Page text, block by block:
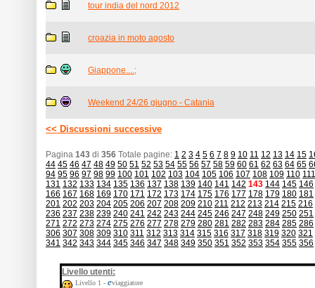
tour india del nord 2012
croazia in moto agosto
Giappone....;
Weekend 24/26 giugno - Catania
<< Discussioni successive
Pagina 143 di 356 Totale pagine: 1 2 3 4 5 6 7 8 9 10 11 12 13 14 15
44 45 46 47 48 49 50 51 52 53 54 55 56 57 58 59 60 61 62 63 64 65
94 95 96 97 98 99 100 101 102 103 104 105 106 107 108 109 110 111
131 132 133 134 135 136 137 138 139 140 141 142 143 144 145 146
166 167 168 169 170 171 172 173 174 175 176 177 178 179 180 181
201 202 203 204 205 206 207 208 209 210 211 212 213 214 215 216
236 237 238 239 240 241 242 243 244 245 246 247 248 249 250 251
271 272 273 274 275 276 277 278 279 280 281 282 283 284 285 286
306 307 308 309 310 311 312 313 314 315 316 317 318 319 320 321
341 342 343 344 345 346 347 348 349 350 351 352 353 354 355 356
Livello utenti:
Livello 1 - eviaggiatore